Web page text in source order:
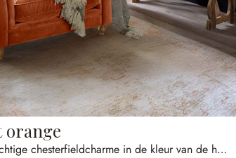
orange
Fluweelachtige chesterfieldcharme in de kleur van de herfst